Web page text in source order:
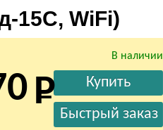
15С, WiFi)
В наличии